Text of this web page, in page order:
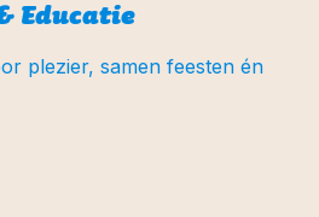
Educatie
plezier, samen feesten én